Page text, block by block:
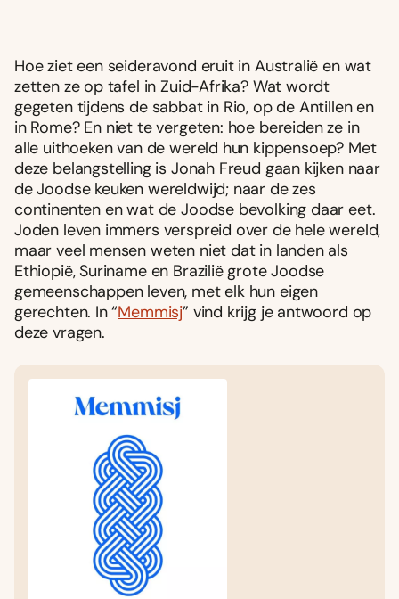
Hoe ziet een seideravond eruit in Australië en wat
zetten ze op tafel in Zuid-Afrika? Wat wordt
gegeten tijdens de sabbat in Rio, op de Antillen en
in Rome? En niet te vergeten: hoe bereiden ze in
alle uithoeken van de wereld hun kippensoep? Met
deze belangstelling is Jonah Freud gaan kijken naar
de Joodse keuken wereldwijd; naar de zes
continenten en wat de Joodse bevolking daar eet.
Joden leven immers verspreid over de hele wereld,
maar veel mensen weten niet dat in landen als
Ethiopië, Suriname en Brazilië grote Joodse
gemeenschappen leven, met elk hun eigen
gerechten. In “Memmisj” vind krijg je antwoord op
deze vragen.